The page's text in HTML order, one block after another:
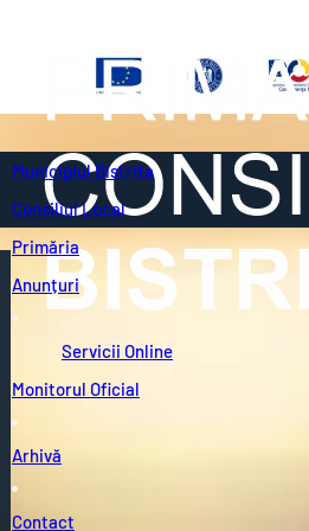
Municipiul Bistrița
Consiliul Local
Primăria
Anunțuri
Servicii Online
Monitorul Oficial
Arhivă
Contact